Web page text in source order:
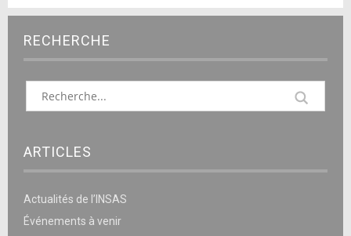
RECHERCHE
ARTICLES
Actualités de l’INSAS
Événements à venir